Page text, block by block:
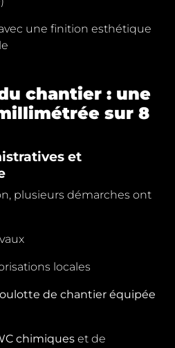
une finition esthétique
chantier : une
sur 8
et
plusieurs démarches ont
locales
de chantier équipée
chimiques et de